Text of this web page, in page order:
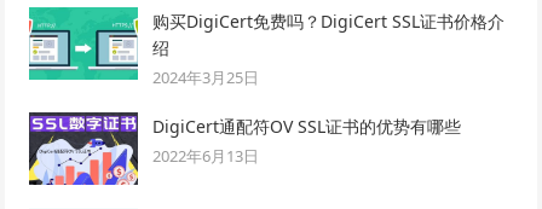
购买DigiCert免费吗？DigiCert SSL证书价格介
绍
2024年3月25日
DigiCert通配符OV SSL证书的优势有哪些
2022年6月13日